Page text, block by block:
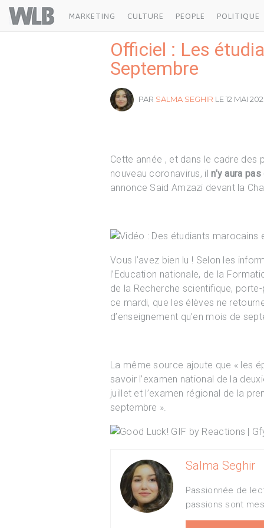
Welovebuzz
MARKETING CULTURE PEOPLE POLITIQUE
Officiel : Les
Septembre
PAR SALMA SEGHIR LE 12 MAI
Cette année , et dans le cadre des
nouveau coronavirus, iln’y aura
annonce Said Amzazi devant la
Vous l’avez bien lu ! Selon les
l’Education nationale, de la
de la Recherche scientifique,
ce mardi, que les élèves ne
d’enseignement qu’en mois de
La même source ajoute que « les
savoir l’examen national de la
juillet et l’examen régional de la
septembre ».
Salma Seghir
Passionnée de
passions sont